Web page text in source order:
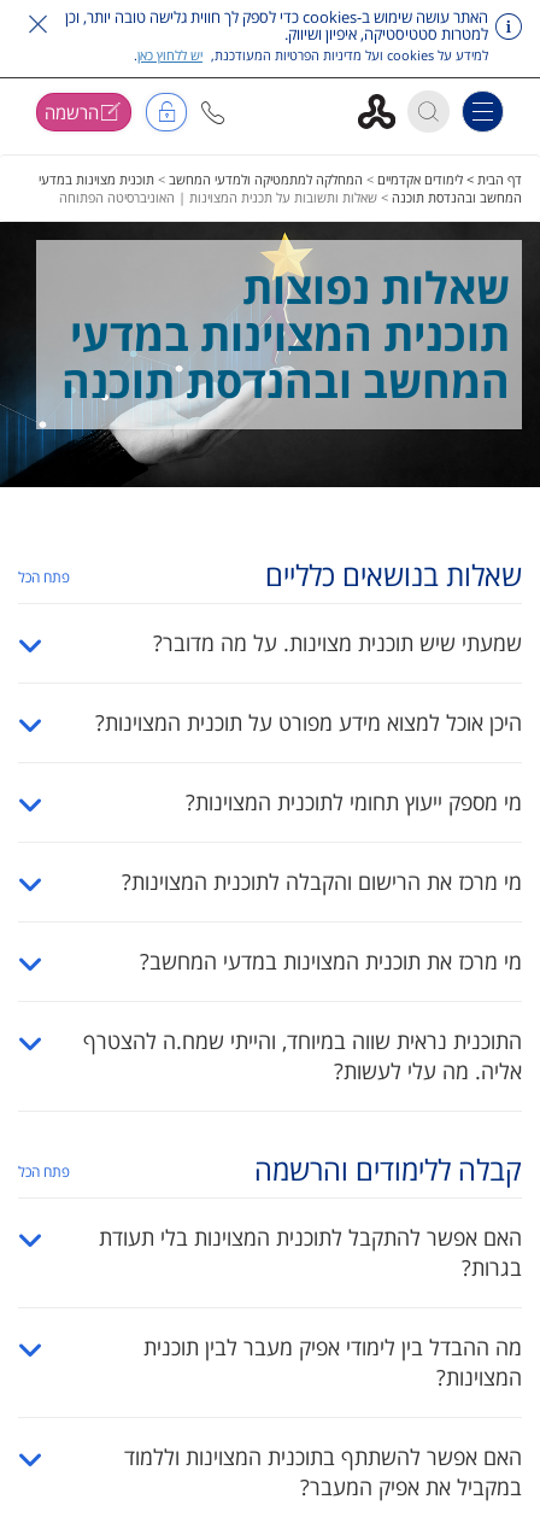
האתר עושה שימוש ב-cookies כדי לספק לך חווית גלישה טובה יותר, וכן
למטרות סטטיסטיקה, איפיון ושיווק.
למידע על cookies ועל מדיניות הפרטיות המעודכנת, יש ללחוץ כאן.
Toggle navigation הרשמה
דף הבית > לימודים אקדמיים > המחלקה למתמטיקה ולמדעי המחשב > תוכנית מצוינות במדעי
המחשב ובהנדסת תוכנה > שאלות ותשובות על תכנית המצוינות | האוניברסיטה הפתוחה
שאלות נפוצות
תוכנית המצוינות במדעי
המחשב ובהנדסת תוכנה
שאלות בנושאים כלליים פתח הכל
שמעתי שיש תוכנית מצוינות. על מה מדובר?
היכן אוכל למצוא מידע מפורט על תוכנית המצוינות?
מי מספק ייעוץ תחומי לתוכנית המצוינות?
מי מרכז את הרישום והקבלה לתוכנית המצוינות?
מי מרכז את תוכנית המצוינות במדעי המחשב?
התוכנית נראית שווה במיוחד, והייתי שמח.ה להצטרף
אליה. מה עלי לעשות?
קבלה ללימודים והרשמה פתח הכל
האם אפשר להתקבל לתוכנית המצוינות בלי תעודת
בגרות?
מה ההבדל בין לימודי אפיק מעבר לבין תוכנית
המצוינות?
האם אפשר להשתתף בתוכנית המצוינות וללמוד
במקביל את אפיק המעבר?